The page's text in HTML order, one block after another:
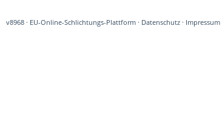
v8968· EU-Online-Schlichtungs-Plattform· Datenschutz· Impressum